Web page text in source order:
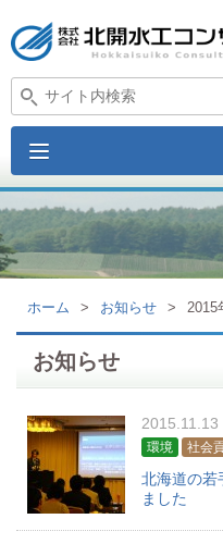
ホーム > お知らせ > 2015
お知らせ
2015.11.13
環境 社会
北海道の若
ました